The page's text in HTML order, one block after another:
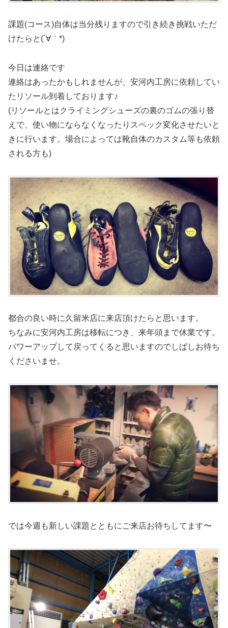
課題(コース)自体は当分残りますので引き続き挑戦いただ
けたらと(´∀｀*)
今日は連絡です
連絡はあったかもしれませんが、安河内工房に依頼してい
たリソール到着しております♪
(リソールとはクライミングシューズの裏のゴムの張り替
えで、使い物にならなくなったりスペック変化させたいと
きに行います。場合によっては靴自体のカスタム等も依頼
される方も)
都合の良い時に久留米店に来店頂けたらと思います。
ちなみに安河内工房は移転につき、来年頭まで休業です。
パワーアップして戻ってくると思いますのでしばしお待ち
くださいませ。
では今週も新しい課題とともにご来店お待ちしてます〜